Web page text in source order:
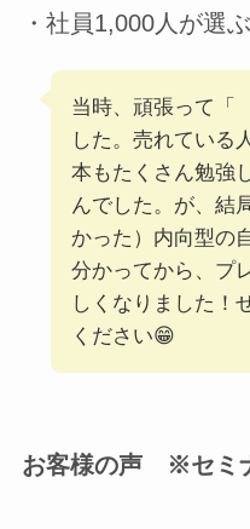
・社員1,000人が選
当時、頑張って
した。売れている
本もたくさん勉強
んでした。が、結
かった）内向型
分かってから、プ
しくなりました！
ください😁
お客様の声 ※セミ